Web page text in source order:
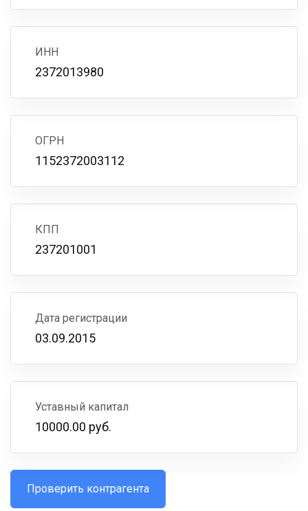
ИНН
2372013980
ОГРН
1152372003112
КПП
237201001
Дата регистрации
03.09.2015
Уставный капитал
10000.00 руб.
Проверить контрагента